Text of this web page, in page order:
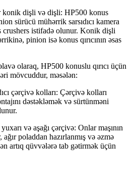
konik dişli və dişli: HP500 konus
sürücü mühərrik sarsıdıcı kamera
crushers istifadə olunur. Konik dişli
pinion isə konus qırıcının əsas
olaraq, HP500 konuslu qırıcı üçün
mövcuddur, məsələn:
çərçivə kolları: Çərçivə kolları
dəstəkləmək və sürtünməni
və aşağı çərçivə: Onlar maşının
poladdan hazırlanmış və əzmə
artıq qüvvələrə tab gətirmək üçün